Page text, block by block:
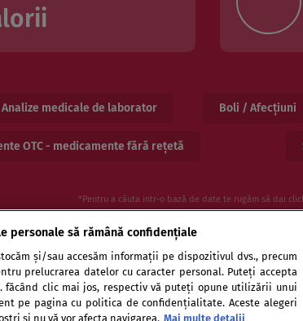
Analize medicale de laborator Boli / Afecțiuni
OTC - medicamente fără rețetă
*Pentru a căuta intr-o bază de date te rugăm să dai
personale să rămână confidențiale
și/sau accesăm informații pe dispozitivul dvs., precum
prelucrarea datelor cu caracter personal. Puteți accepta
făcând clic mai jos, respectiv vă puteți opune utilizării unui
pe pagina cu politica de confidențialitate. Aceste alegeri
și nu vă vor afecta navigarea. Mai multe detalii